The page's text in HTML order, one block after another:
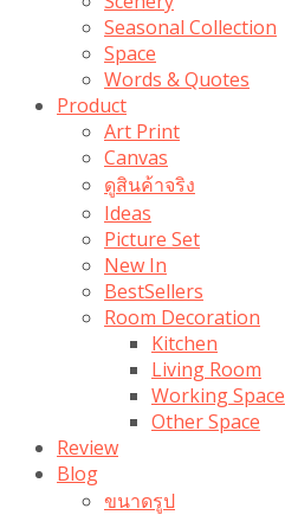
Seasonal Collection
Space
Words & Quotes
Product
Art Print
Canvas
ดูสินค้าจริง
Ideas
Picture Set
New In
BestSellers
Room Decoration
Kitchen
Living Room
Working Space
Other Space
Review
Blog
ขนาดรูป